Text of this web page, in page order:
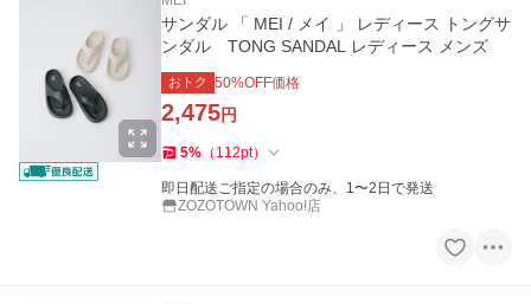
サンダル 「 MEI / メイ 」 レディース トングサ
ンダル TONG SANDAL レディース メンズ
おトク 50%OFF価格
2,475円
5% （ 112pt）
即日配送ご指定の場合のみ、1〜2日で発送
ZOZOTOWN Yahoo!店